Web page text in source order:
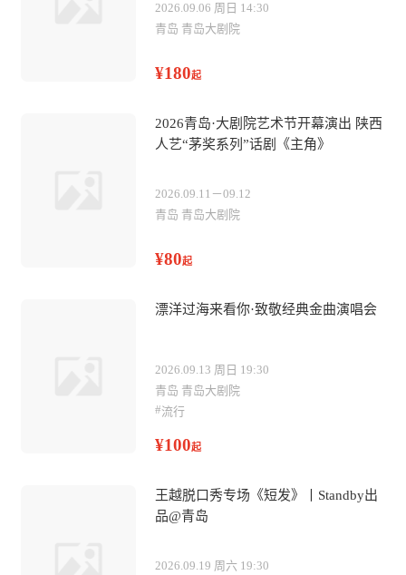
2026.09.06 周日 14:30
青岛 青岛大剧院
¥180起
2026青岛·大剧院艺术节开幕演出 陕西
人艺“茅奖系列”话剧《主角》
2026.09.11－09.12
青岛 青岛大剧院
¥80起
漂洋过海来看你·致敬经典金曲演唱会
2026.09.13 周日 19:30
青岛 青岛大剧院
#流行
¥100起
王越脱口秀专场《短发》丨Standby出
品@青岛
2026.09.19 周六 19:30